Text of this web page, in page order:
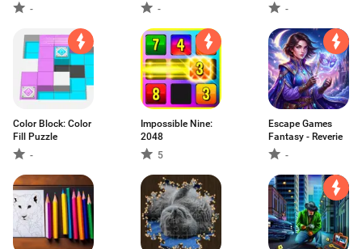
-
Game- -
Color Block: Color
Fill Puzzle
-
Impossible Nine:
2048
5
Escape Games
Fantasy - Reverie
-